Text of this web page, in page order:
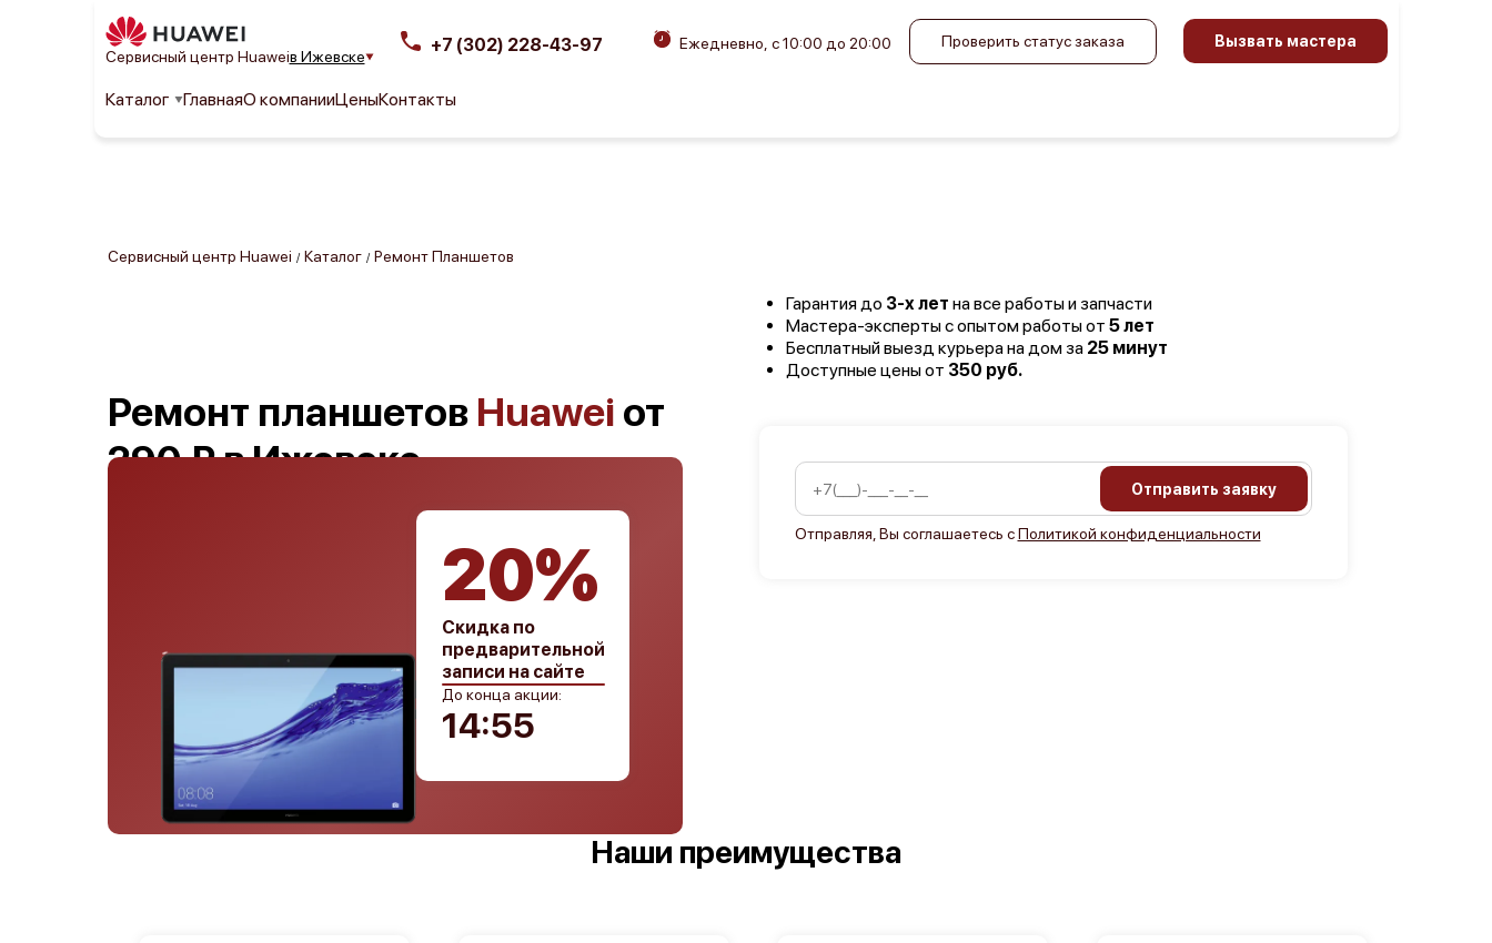
Сервисный центр Huaweiв Ижевске
+7 (302) 228-43-97 Ежедневно, с 10:00 до 20:00 Проверить статус заказа Вызвать мастера
Каталог ГлавнаяО компанииЦеныКонтакты
Сервисный центр Huawei / Каталог / Ремонт Планшетов
Ремонт планшетов Huawei от
290 ₽ в Ижевске
Гарантия до 3-х лет на все работы и запчасти
Мастера-эксперты с опытом работы от 5 лет
Бесплатный выезд курьера на дом за 25 минут
Доступные цены от 350 руб.
Отправить заявку
Отправляя, Вы соглашаетесь сПолитикой конфиденциальности
20%
Скидка по
предварительной
записи на сайте
До конца акции:
14:54
Наши преимущества